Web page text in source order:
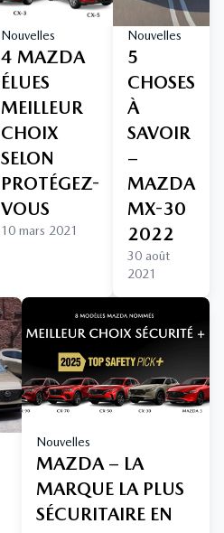
Nouvelles
4 MAZDA
ÉLUES
MEILLEUR
CHOIX
SELON
PROTÉGEZ-
VOUS
10 mars 2021
Nouvelles
5
CHOSES
À
SAVOIR
–
MAZDA
MX-30
2022
30 août
2021
Nouvelles
MAZDA – LA
MARQUE LA PLUS
SÉCURITAIRE EN